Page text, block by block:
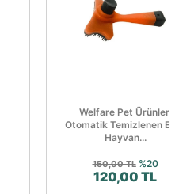
Welfare Pet Ürünleri
Otomatik Temizlenen
Hayvan...
150,00 TL %20
120,00 TL